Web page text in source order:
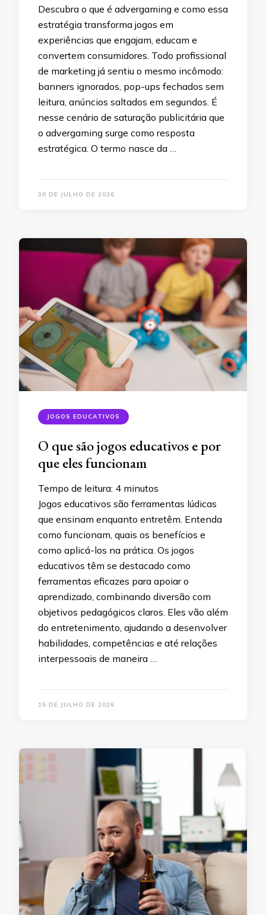
Descubra o que é advergaming e como essa
estratégia transforma jogos em
experiências que engajam, educam e
convertem consumidores. Todo profissional
de marketing já sentiu o mesmo incômodo:
banners ignorados, pop-ups fechados sem
leitura, anúncios saltados em segundos. É
nesse cenário de saturação publicitária que
o advergaming surge como resposta
estratégica. O termo nasce da …
30 DE JULHO DE 2026
JOGOS EDUCATIVOS
O que são jogos educativos e por
que eles funcionam
Tempo de leitura: 4 minutos
Jogos educativos são ferramentas lúdicas
que ensinam enquanto entretêm. Entenda
como funcionam, quais os benefícios e
como aplicá-los na prática. Os jogos
educativos têm se destacado como
ferramentas eficazes para apoiar o
aprendizado, combinando diversão com
objetivos pedagógicos claros. Eles vão além
do entretenimento, ajudando a desenvolver
habilidades, competências e até relações
interpessoais de maneira …
15 DE JULHO DE 2026